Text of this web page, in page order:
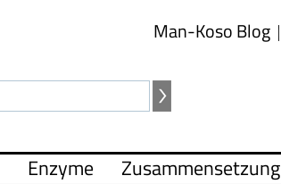
Man-Koso Blog
Enzyme Zusammensetzung